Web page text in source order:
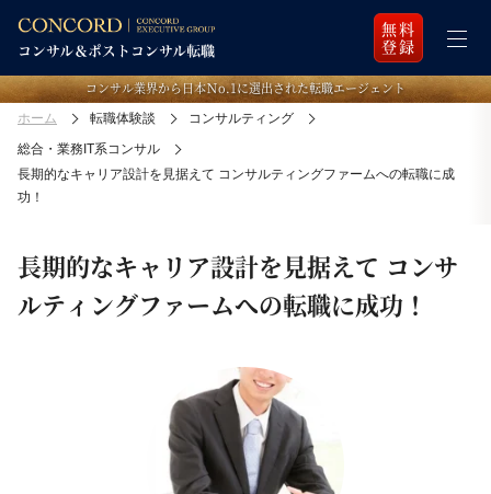
無料
登録
コンサル業界から日本Ｎo.1に選出された転職エージェント
ホーム 転職体験談
コンサルティング
総合・業務IT系コンサル
長期的なキャリア設計を見据えて コンサルティングファームへの転職に成
功！
長期的なキャリア設計を見据えて コンサ
ルティングファームへの転職に成功！